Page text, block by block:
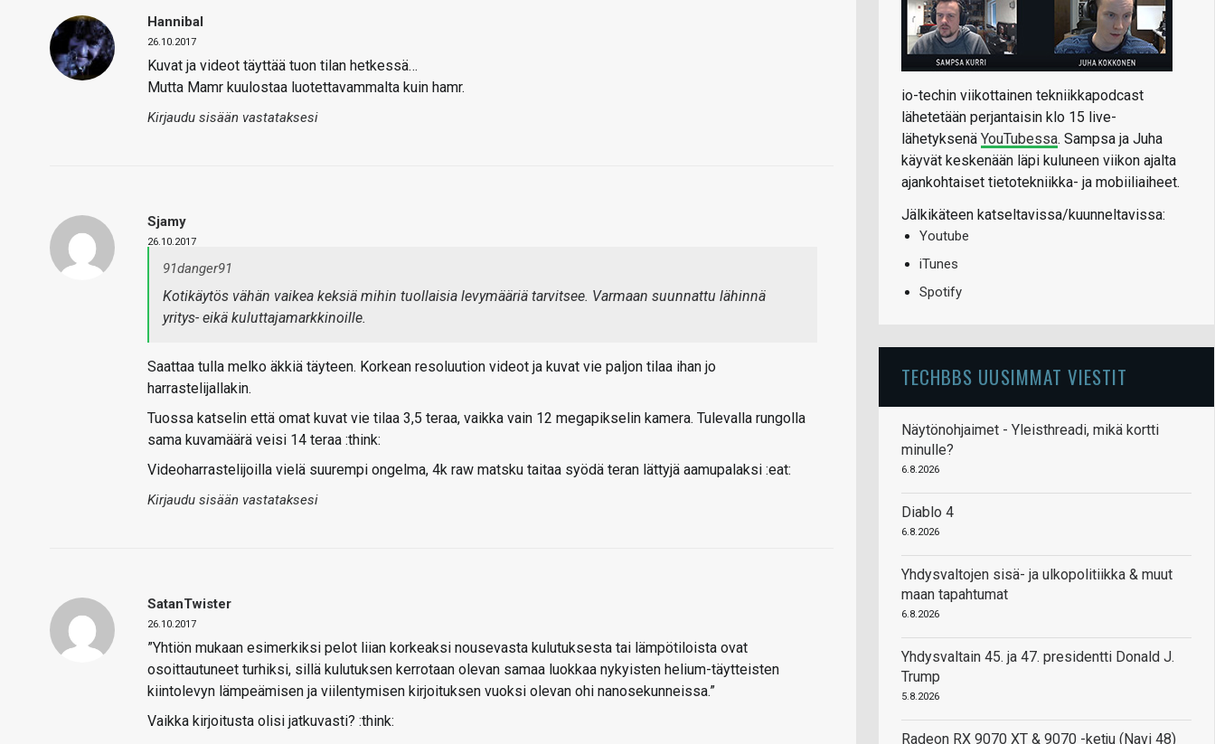
Hannibal
26.10.2017
Kuvat ja videot täyttää tuon tilan hetkessä…
Mutta Mamr kuulostaa luotettavammalta kuin hamr.
Kirjaudu sisään vastataksesi
Sjamy
26.10.2017
91danger91
Kotikäytös vähän vaikea keksiä mihin tuollaisia levymääriä tarvitsee. Varmaan suunnattu lähinnä
yritys- eikä kuluttajamarkkinoille.
Saattaa tulla melko äkkiä täyteen. Korkean resoluution videot ja kuvat vie paljon tilaa ihan jo
harrastelijallakin.
Tuossa katselin että omat kuvat vie tilaa 3,5 teraa, vaikka vain 12 megapikselin kamera. Tulevalla rungolla
sama kuvamäärä veisi 14 teraa :think:
Videoharrastelijoilla vielä suurempi ongelma, 4k raw matsku taitaa syödä teran lättyjä aamupalaksi :eat:
Kirjaudu sisään vastataksesi
SatanTwister
26.10.2017
”Yhtiön mukaan esimerkiksi pelot liian korkeaksi nousevasta kulutuksesta tai lämpötiloista ovat
osoittautuneet turhiksi, sillä kulutuksen kerrotaan olevan samaa luokkaa nykyisten helium-täytteisten
kiintolevyn lämpeämisen ja viilentymisen kirjoituksen vuoksi olevan ohi nanosekunneissa.”
Vaikka kirjoitusta olisi jatkuvasti? :think:
io-techin viikottainen tekniikkapodcast
lähetetään perjantaisin klo 15 live-
lähetyksenä YouTubessa. Sampsa ja Juha
käyvät keskenään läpi kuluneen viikon ajalta
ajankohtaiset tietotekniikka- ja mobiiliaiheet.
Jälkikäteen katseltavissa/kuunneltavissa:
Youtube
iTunes
Spotify
TECHBBS UUSIMMAT VIESTIT
Näytönohjaimet - Yleisthreadi, mikä kortti
minulle?
6.8.2026
Diablo 4
6.8.2026
Yhdysvaltojen sisä- ja ulkopolitiikka & muut
maan tapahtumat
6.8.2026
Yhdysvaltain 45. ja 47. presidentti Donald J.
Trump
5.8.2026
Radeon RX 9070 XT & 9070 -ketju (Navi 48)